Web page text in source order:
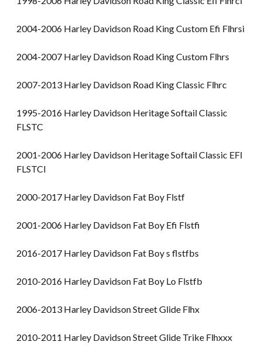
2004-2006 Harley Davidson Road King Custom Efi Flhrsi
2004-2007 Harley Davidson Road King Custom Flhrs
2007-2013 Harley Davidson Road King Classic Flhrc
1995-2016 Harley Davidson Heritage Softail Classic
FLSTC
2001-2006 Harley Davidson Heritage Softail Classic EFI
FLSTCI
2000-2017 Harley Davidson Fat Boy Flstf
2001-2006 Harley Davidson Fat Boy Efi Flstfi
2016-2017 Harley Davidson Fat Boy s flstfbs
2010-2016 Harley Davidson Fat Boy Lo Flstfb
2006-2013 Harley Davidson Street Glide Flhx
2010-2011 Harley Davidson Street Glide Trike Flhxxx